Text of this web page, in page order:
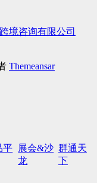
境咨询有限公司
Themeansar
平 展会&沙
龙
群通天
下